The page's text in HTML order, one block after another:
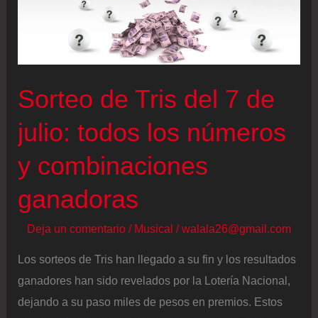
Sorteo de Tris del 7 de
julio: todos los números
y combinaciones
ganadoras
Deja un comentario / Musical /walala26@gmail.com
Los sorteos de Tris han llegado a su fin y los resultados
ganadores han sido revelados por la Lotería Nacional,
dejando a su paso miles de pesos en premios. Estos